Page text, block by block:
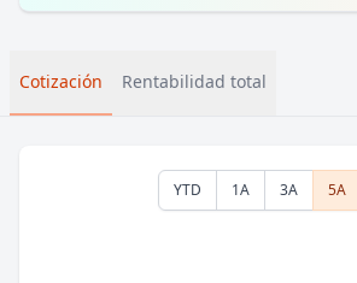
Cotización Rentabilidad total
YTD 1A 3A 5A